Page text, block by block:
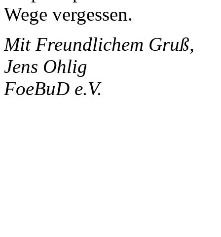
Wege vergessen.
Mit Freundlichem Gruß,
Jens Ohlig
FoeBuD e.V.